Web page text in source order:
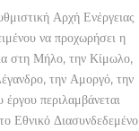
Αρχή Ενέργειας
να προχωρήσει η
στη Μήλο, την Κίμωλο,
την Αμοργό, την
περιλαμβάνεται
Εθνικό Διασυνδεδεμένο